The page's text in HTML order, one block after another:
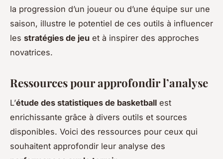
la progression d’un joueur ou d’une équipe sur une
saison, illustre le potentiel de ces outils à influencer
les stratégies de jeu et à inspirer des approches
novatrices.
Ressources pour approfondir l’analyse
L’étude des statistiques de basketball est
enrichissante grâce à divers outils et sources
disponibles. Voici des ressources pour ceux qui
souhaitent approfondir leur analyse des